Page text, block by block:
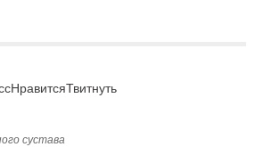
НравитсяТвитнуть
сустава